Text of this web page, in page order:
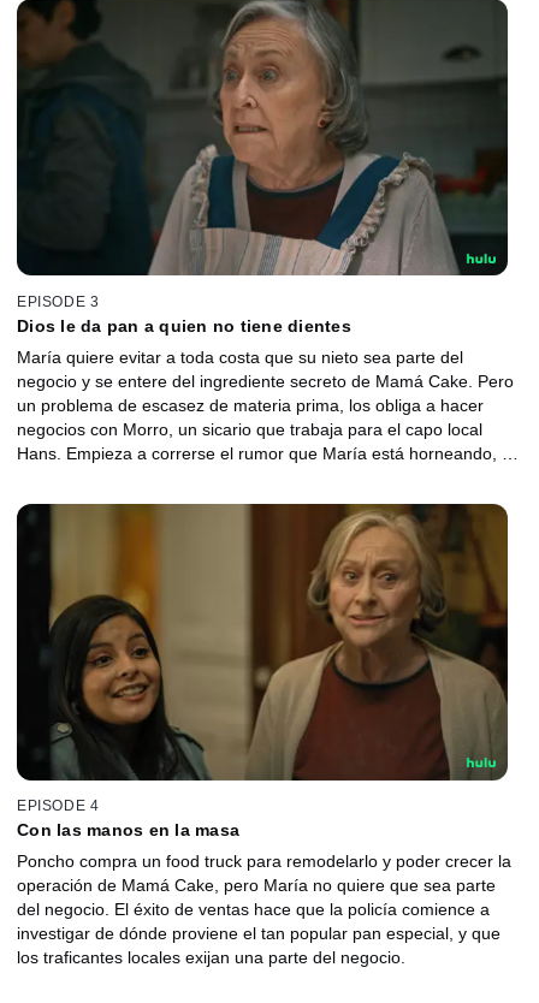
EPISODE 3
Dios le da pan a quien no tiene dientes
María quiere evitar a toda costa que su nieto sea parte del
negocio y se entere del ingrediente secreto de Mamá Cake. Pero
un problema de escasez de materia prima, los obliga a hacer
negocios con Morro, un sicario que trabaja para el capo local
Hans. Empieza a correrse el rumor que María está horneando, y
EPISODE 4
Con las manos en la masa
Poncho compra un food truck para remodelarlo y poder crecer la
operación de Mamá Cake, pero María no quiere que sea parte
del negocio. El éxito de ventas hace que la policía comience a
investigar de dónde proviene el tan popular pan especial, y que
los traficantes locales exijan una parte del negocio.